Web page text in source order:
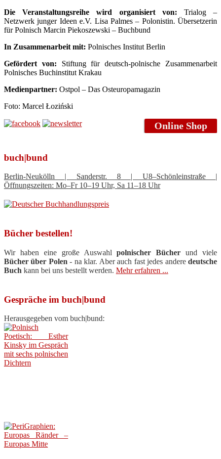
Die Veranstaltungsreihe wird organisiert von: Trialog –
Netzwerk junger Ideen e.V. Lisa Palmes – Polonistin. Übersetzerin
für Polnisch Marcin Piekoszewski – Buchbund
In Zusammenarbeit mit: Polnisches Institut Berlin
Gefördert von: Stiftung für deutsch-polnische Zusammenarbeit
Polnisches Buchinstitut Krakau
Medienpartner: Ostpol – Das Osteuropamagazin
Foto: Marcel Łoziński
Online Shop
buch|bund
Berlin-Neukölln | Sanderstr. 8 | U8–Schönleinstraße |
Öffnungszeiten: Mo–Fr 10–19 Uhr, Sa 11–18 Uhr
Bücher bestellen!
Wir haben eine große Auswahlpolnischer Bücher und viele
Bücher über Polen - na klar. Aber auch fast jedes anderedeutsche
Buch kann bei uns bestellt werden. Mehr erfahren ...
Gespräche im buch|bund
Herausgegeben vom buch|bund: